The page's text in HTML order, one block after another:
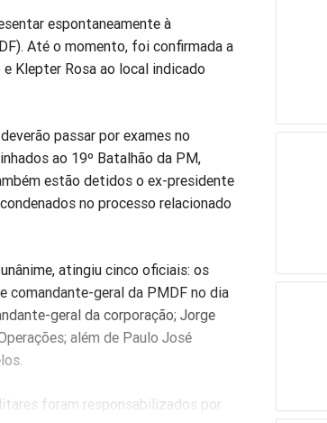
espontaneamente à
Até o momento, foi confirmada a
Klepter Rosa ao local indicado
passar por exames no
ao 19º Batalhão da PM,
estão detidos o ex-presidente
no processo relacionado
atingiu cinco oficiais: os
comandante-geral da PMDF no dia
geral da corporação; Jorge
além de Paulo José
foram responsabilizados por